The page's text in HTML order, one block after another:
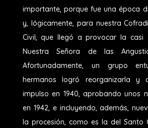
importante, porque fue una época
y, lógicamente, para nuestra
Civil, que llegó a provocar la casi
Nuestra Señora de las
Afortunadamente, un grupo
hermanos logró reorganizarla y
impulso en 1940, aprobando unos
en 1942, e incluyendo, además,
la procesión, como es la del Santo